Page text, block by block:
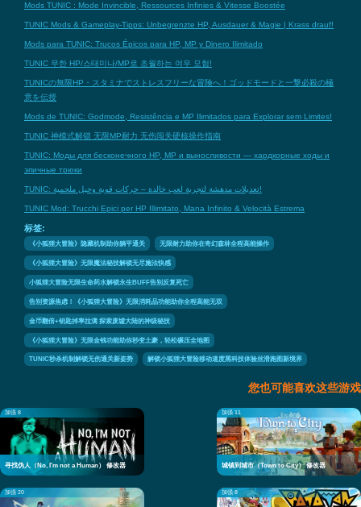
Mods TUNIC : Mode Invincible, Ressources Infinies & Vitesse Boostée
TUNIC Mods & Gameplay-Tipps: Unbegrenzte HP, Ausdauer & Magie | Krass drauf!
Mods para TUNIC: Trucos Épicos para HP, MP y Dinero Ilimitado
TUNIC 무한 HP/스태미나/MP로 초월하는 여우 모험!
TUNICの無限HP・スタミナでストレスフリーな冒険へ！ゴッドモードと一撃必殺の極
意を伝授
Mods de TUNIC: Godmode, Resistência e MP Ilimitados para Explorar sem Limites!
TUNIC 神模式解锁 无限MP耐力 无伤闯关硬核操作指南
TUNIC: Моды для бесконечного HP, MP и выносливости — хардкорные ходы и
эпичные трюки
TUNIC: تعديلات مدهشة لتجربة لعب خالدة – حركات قوية وحيل ملحمية!
TUNIC Mod: Trucchi Epici per HP Illimitato, Mana Infinito & Velocità Estrema
标签:
《小狐狸大冒险》隐藏机制助你躺平通关 无限耐力助你在奇幻森林全程高能操作
《小狐狸大冒险》无限魔法秘技解锁无尽施法快感
小狐狸大冒险无限生命药水解锁永生BUFF告别反复死亡
告别资源焦虑！《小狐狸大冒险》无限消耗品功能助你全程高能无双
金币翻倍+钥匙掉率拉满 探索废墟大陆的神级秘技
《小狐狸大冒险》无限金钱功能助你秒变土豪，轻松碾压全地图
TUNIC秒杀机制解锁无伤通关新姿势 解锁小狐狸大冒险移动速度黑科技体验丝滑跑图新境界
您也可能喜欢这些游戏
加强 8
寻找伪人（No, I'm not a Human） 修改器
加强 11
城镇到城市（Town to City） 修改器
加强 20 加强 8